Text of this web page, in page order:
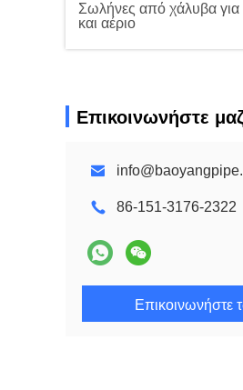
Σωλήνες από χάλυβα για
και αέριο
Επικοινωνήστε
86-151-3176-2322
Επικοινωνήστε